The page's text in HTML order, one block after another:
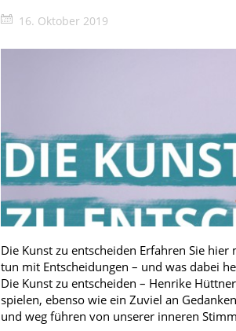
16. Oktober 2019
Die Kunst zu entscheiden Erfahren Sie
tun mit Entscheidungen – und was dabei
Die Kunst zu entscheiden – Henrike
spielen, ebenso wie ein Zuviel an
und weg führen von unserer inneren